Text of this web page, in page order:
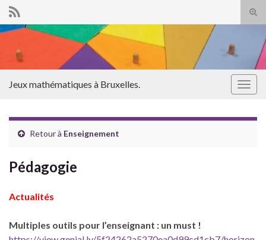
Search for:
Jeux mathématiques à Bruxelles.
Retour à Enseignement
Pédagogie
Actualités
Multiples outils pour l’enseignant : un must !